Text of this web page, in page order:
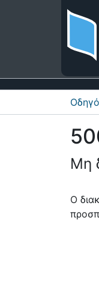
Μη
Ο